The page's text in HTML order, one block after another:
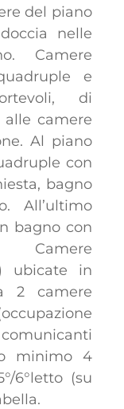
del piano
nelle
Camere
e
di
camere
Al piano
con
bagno
All’ultimo
bagno con
Camere
ubicate in
2 camere
comunicanti
minimo 4
6°letto (su